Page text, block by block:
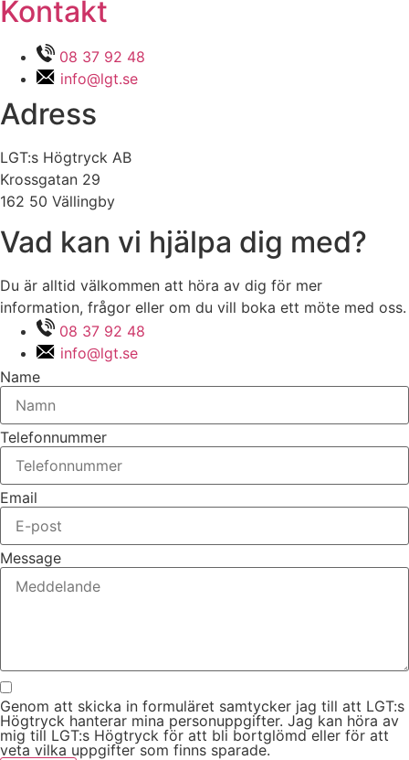
Kontakt
08 37 92 48
info@lgt.se
Adress
LGT:s Högtryck AB
Krossgatan 29
162 50 Vällingby
Vad kan vi hjälpa dig med?
Du är alltid välkommen att höra av dig för mer
information, frågor eller om du vill boka ett möte med oss.
08 37 92 48
info@lgt.se
Name
Telefonnummer
Email
Message
Genom att skicka in formuläret samtycker jag till att LGT:s
Högtryck hanterar mina personuppgifter. Jag kan höra av
mig till LGT:s Högtryck för att bli bortglömd eller för att
veta vilka uppgifter som finns sparade.